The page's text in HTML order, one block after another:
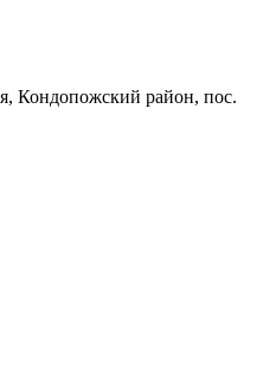
Кондопожский район, пос.